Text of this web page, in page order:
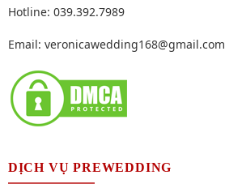
Hotline: 039.392.7989
Email: veronicawedding168@gmail.com
DỊCH VỤ PREWEDDING